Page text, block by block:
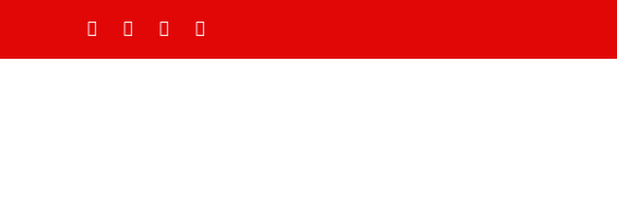
ՖեյսբուքInstagramYouTube